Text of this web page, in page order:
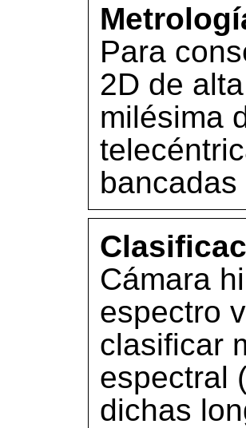
Para
2D de
milésima
Cámara
espectro
clasificar
espectral
dichas